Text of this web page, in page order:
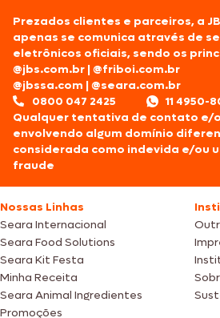
Prezados clientes e parceiros, a
apenas se comunica através de
eletrônicos oficiais, sendo os
@jbs.com.br |@friboi.com.br
@jbssa.com |@seara.com.br
0800 047 2425
11 4950-
Qualquer tentativa de contato e/
envolvendo algum domínio
considerada como indevida e/ou
fraude
Nossas Linhas
Seara Internacional
Seara Food Solutions
Seara Kit Festa
Minha Receita
Seara Animal Ingredientes
Promoções